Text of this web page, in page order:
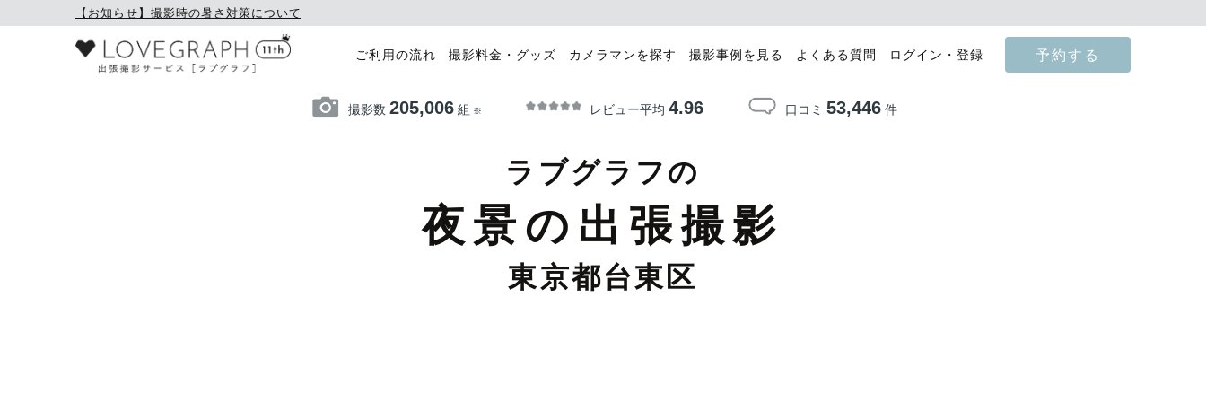
【お知らせ】撮影時の暑さ対策について
ご利用の流れ 撮影料金・グッズ カメラマンを探す 撮影事例を見る よくある質問 ログイン・登録 予約する
撮影数 205,006組 ※ レビュー平均 4.96 口コミ 53,446件
ラブグラフの
夜景の出張撮影
東京都台東区